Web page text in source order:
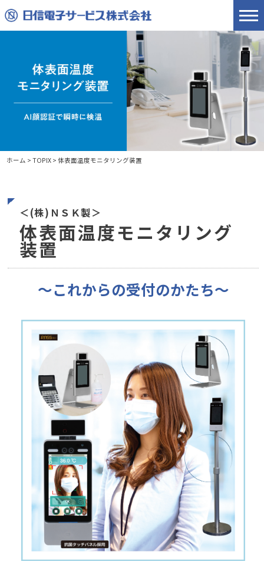
ホーム >TOPIX >体表面温度モニタリング装置
＜(株)ＮＳＫ製＞
体表面温度モニタリング
装置
〜これからの受付のかたち～